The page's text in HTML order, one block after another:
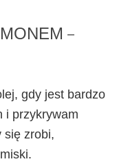
–
gdy jest bardzo
i przykrywam
się zrobi,